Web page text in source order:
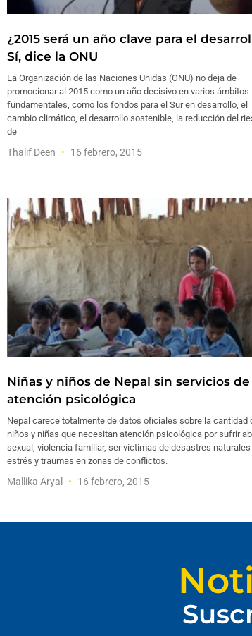
¿2015 será un año clave para el
Sí, dice la ONU
La Organización de las Naciones Unidas (ONU) no deja de
promocionar al 2015 como un año decisivo en varios ámbitos
fundamentales, como los fondos para el Sur en desarrollo, el
cambio climático, el desarrollo sostenible, la reducción del
de
Thalif Deen 16 febrero, 2015
Niñas y niños de Nepal sin servicios de
atención psicológica
Nepal carece totalmente de datos oficiales sobre la cantidad
niños y niñas que necesitan atención psicológica por sufrir
sexual, violencia familiar, ser víctimas de desastres naturales
estrés y traumas en zonas de conflictos.
Mallika Aryal 16 febrero, 2015